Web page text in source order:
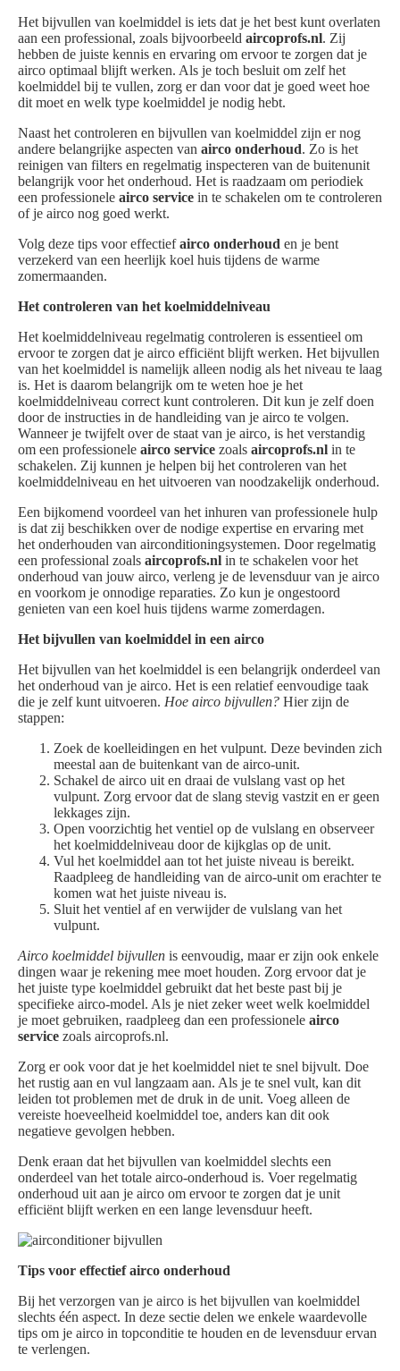
Het bijvullen van koelmiddel is iets dat je het best kunt overlaten
aan een professional, zoals bijvoorbeeld aircoprofs.nl. Zij
hebben de juiste kennis en ervaring om ervoor te zorgen dat je
airco optimaal blijft werken. Als je toch besluit om zelf het
koelmiddel bij te vullen, zorg er dan voor dat je goed weet hoe
dit moet en welk type koelmiddel je nodig hebt.
Naast het controleren en bijvullen van koelmiddel zijn er nog
andere belangrijke aspecten van airco onderhoud. Zo is het
reinigen van filters en regelmatig inspecteren van de buitenunit
belangrijk voor het onderhoud. Het is raadzaam om periodiek
een professionele airco service in te schakelen om te controleren
of je airco nog goed werkt.
Volg deze tips voor effectiefairco onderhoud en je bent
verzekerd van een heerlijk koel huis tijdens de warme
zomermaanden.
Het controleren van het koelmiddelniveau
Het koelmiddelniveau regelmatig controleren is essentieel om
ervoor te zorgen dat je airco efficiënt blijft werken. Het bijvullen
van het koelmiddel is namelijk alleen nodig als het niveau te laag
is. Het is daarom belangrijk om te weten hoe je het
koelmiddelniveau correct kunt controleren. Dit kun je zelf doen
door de instructies in de handleiding van je airco te volgen.
Wanneer je twijfelt over de staat van je airco, is het verstandig
om een professionele airco service zoals aircoprofs.nl in te
schakelen. Zij kunnen je helpen bij het controleren van het
koelmiddelniveau en het uitvoeren van noodzakelijk onderhoud.
Een bijkomend voordeel van het inhuren van professionele hulp
is dat zij beschikken over de nodige expertise en ervaring met
het onderhouden van airconditioningsystemen. Door regelmatig
een professional zoals aircoprofs.nl in te schakelen voor het
onderhoud van jouw airco, verleng je de levensduur van je airco
en voorkom je onnodige reparaties. Zo kun je ongestoord
genieten van een koel huis tijdens warme zomerdagen.
Het bijvullen van koelmiddel in een airco
Het bijvullen van het koelmiddel is een belangrijk onderdeel van
het onderhoud van je airco. Het is een relatief eenvoudige taak
die je zelf kunt uitvoeren. Hoe airco bijvullen? Hier zijn de
stappen:
Zoek de koelleidingen en het vulpunt. Deze bevinden zich
meestal aan de buitenkant van de airco-unit.
Schakel de airco uit en draai de vulslang vast op het
vulpunt. Zorg ervoor dat de slang stevig vastzit en er geen
lekkages zijn.
Open voorzichtig het ventiel op de vulslang en observeer
het koelmiddelniveau door de kijkglas op de unit.
Vul het koelmiddel aan tot het juiste niveau is bereikt.
Raadpleeg de handleiding van de airco-unit om erachter te
komen wat het juiste niveau is.
Sluit het ventiel af en verwijder de vulslang van het
vulpunt.
Airco koelmiddel bijvullen is eenvoudig, maar er zijn ook enkele
dingen waar je rekening mee moet houden. Zorg ervoor dat je
het juiste type koelmiddel gebruikt dat het beste past bij je
specifieke airco-model. Als je niet zeker weet welk koelmiddel
je moet gebruiken, raadpleeg dan een professionele airco
service zoals aircoprofs.nl.
Zorg er ook voor dat je het koelmiddel niet te snel bijvult. Doe
het rustig aan en vul langzaam aan. Als je te snel vult, kan dit
leiden tot problemen met de druk in de unit. Voeg alleen de
vereiste hoeveelheid koelmiddel toe, anders kan dit ook
negatieve gevolgen hebben.
Denk eraan dat het bijvullen van koelmiddel slechts een
onderdeel van het totale airco-onderhoud is. Voer regelmatig
onderhoud uit aan je airco om ervoor te zorgen dat je unit
efficiënt blijft werken en een lange levensduur heeft.
Tips voor effectief airco onderhoud
Bij het verzorgen van je airco is het bijvullen van koelmiddel
slechts één aspect. In deze sectie delen we enkele waardevolle
tips om je airco in topconditie te houden en de levensduur ervan
te verlengen.